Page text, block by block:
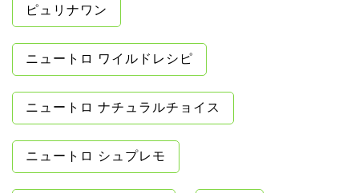
ピュリナワン
ニュートロ ワイルドレシピ
ニュートロ ナチュラルチョイス
ニュートロ シュプレモ